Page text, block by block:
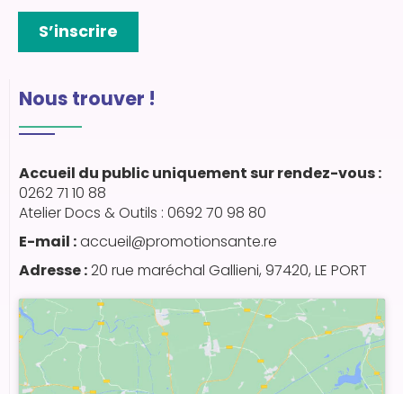
S’inscrire
Nous trouver !
Accueil du public uniquement sur rendez-vous :
0262 71 10 88
Atelier Docs & Outils : 0692 70 98 80
E-mail :accueil@promotionsante.re
Adresse :20 rue maréchal Gallieni, 97420, LE PORT